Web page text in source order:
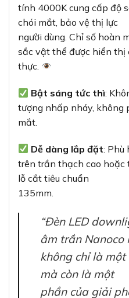
tính 4000K cung cấp độ
chói mắt, bảo vệ thị lực
người dùng. Chỉ số hoàn
sắc vật thể được hiển thị
thực.
Bật sáng tức thì:
tượng nhấp nháy, không
mắt.
Dễ dàng lắp đặt: Phù
trên trần thạch cao hoặc
lỗ cắt tiêu chuẩn
135mm.
“Đèn LED
âm trần
không chỉ là
mà còn là một
phần của giải